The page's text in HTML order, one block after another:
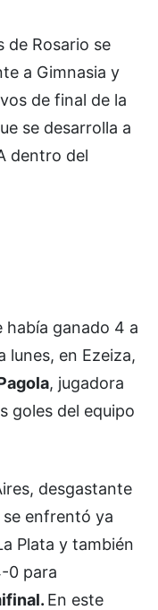
de Rosario se
a Gimnasia y
de final de la
se desarrolla a
dentro del
había ganado 4 a
lunes, en Ezeiza,
, jugadora
goles del equipo
desgastante
enfrentó ya
Plata y también
0 para
En este